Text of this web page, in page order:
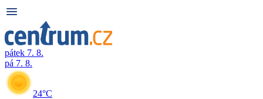
pátek 7. 8.
pá 7. 8.
24°C